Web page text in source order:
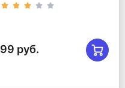
99 руб.